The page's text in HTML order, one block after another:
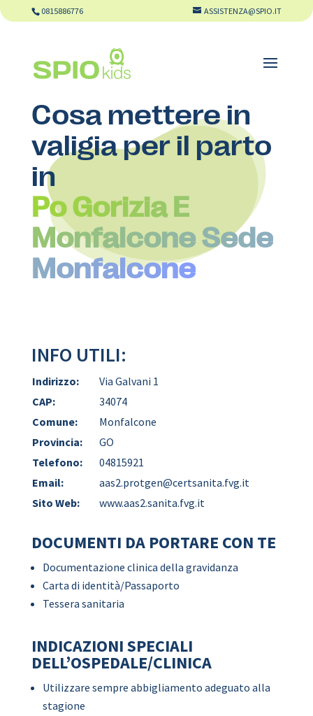
0815886776 ASSISTENZA@SPIO.IT
Cosa mettere in
valigia per il parto
in
Po Gorizia E
Monfalcone Sede
Monfalcone
INFO UTILI:
Indirizzo:
Via Galvani 1
CAP:
34074
Comune:
Monfalcone
Provincia:
GO
Telefono:
04815921
Email:
aas2.protgen@certsanita.fvg.it
Sito Web:
www.aas2.sanita.fvg.it
DOCUMENTI DA PORTARE CON TE
Documentazione clinica della gravidanza
Carta di identità/Passaporto
Tessera sanitaria
INDICAZIONI SPECIALI
DELL’OSPEDALE/CLINICA
Utilizzare sempre abbigliamento adeguato alla
stagione